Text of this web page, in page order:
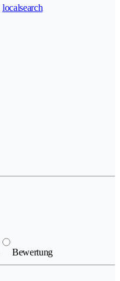
localsearch
Bewertung